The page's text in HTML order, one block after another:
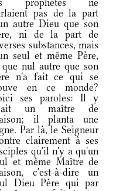
prophètes ne
pas de la part
autre Dieu que son
ni de la part de
substances, mais
seul et même Père,
nul autre que son
n'a fait ce qui se
en ce monde?
ses paroles: Il y
un maître de
il planta une
Par là, le Seigneur
clairement à ses
qu'il n'y a qu'un
et même Maître de
c'est-à-dire un
Dieu Père qui par